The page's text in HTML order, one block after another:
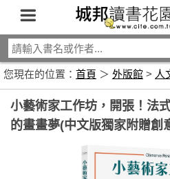
您現在的位置： 首頁 ＞ 外版館 > 人
小藝術家工作坊，開張！法
的畫畫夢(中文版獨家附贈創